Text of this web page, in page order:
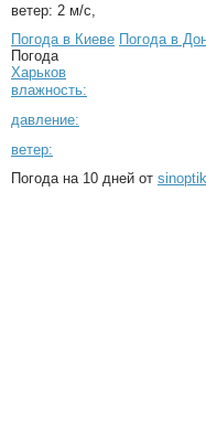
ветер: 2 м/с,
Погода в Киеве Погода в
Погода
Харьков
влажность:
давление:
ветер:
Погода на 10 дней от